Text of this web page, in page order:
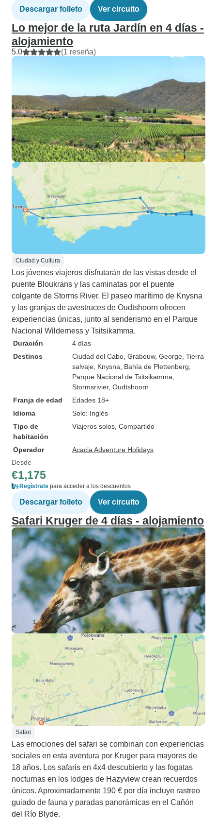
Descargar folleto Ver circuito
Lo mejor de la ruta Jardín en 4 días -
alojamiento
5.0 (1 reseña)
Ciudad y Cultura
Los jóvenes viajeros disfrutarán de las vistas desde el
puente Bloukrans y las caminatas por el puente
colgante de Storms River. El paseo marítimo de Knysna
y las granjas de avestruces de Oudtshoorn ofrecen
experiencias únicas, junto al senderismo en el Parque
Nacional Wilderness y Tsitsikamma.
Duración
4 días
Destinos
Ciudad del Cabo , Grabouw, George , Tierra
salvaje , Knysna , Bahía de Plettenberg
Parque Nacional de Tsitsikamma
Stormsrivier, Oudtshoorn
Franja de edad
Edades 18+
Idioma
Solo: Inglés
Tipo de
habitación
Viajeros solos, Compartido
Operador
Acacia Adventure Holidays
Desde
€1,175
Regístrate para acceder a los descuentos
Descargar folleto Ver circuito
Safari Kruger de 4 días - alojamiento
Safari
Las emociones del safari se combinan con experiencias
sociales en esta aventura por Kruger para mayores de
18 años. Los safaris en 4x4 descubierto y las fogatas
nocturnas en los lodges de Hazyview crean recuerdos
únicos. Aproximadamente 190 € por día incluye rastreo
guiado de fauna y paradas panorámicas en el Cañón
del Río Blyde.